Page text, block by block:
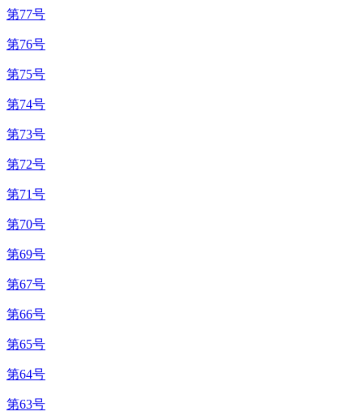
第77号
第76号
第75号
第74号
第73号
第72号
第71号
第70号
第69号
第67号
第66号
第65号
第64号
第63号